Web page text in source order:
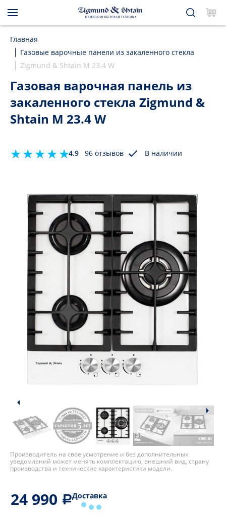
Главная
Газовые варочные панели из закаленного стекла
Zigmund & Shtain M 23.4 W
Газовая варочная панель из
закаленного стекла Zigmund &
Shtain M 23.4 W
4.9 96 отзывов В наличии
Производитель на свое усмотрение и без дополнительных
уведомлений может менять комплектацию, внешний вид, страну
производства и технические характеристики модели.
24 990 Доставка